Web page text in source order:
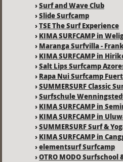
›Surf and Wave Club
›Slide Surfcamp
›TSE The Surf Experience
› KIMA SURFCAMP in
› Maranga Surfvilla -
› KIMA SURFCAMP in
›Salt Lips Surfcamp
› Rapa Nui Surfcamp
›SUMMERSURF Classic
›Surfschule
› KIMA SURFCAMP in
› KIMA SURFCAMP in
›SUMMERSURF Surf &
› KIMA SURFCAMP in
›elementsurf Surfcamp
›OTRO MODO Surfschool